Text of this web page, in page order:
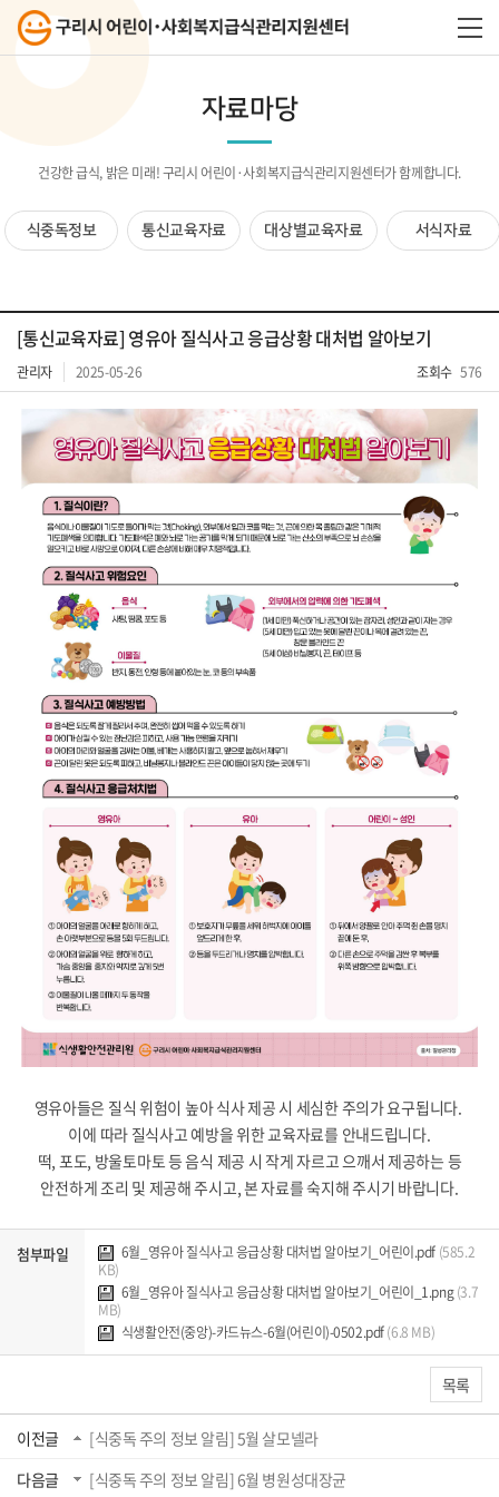
자료마당
건강한 급식, 밝은 미래! 구리시 어린이·사회복지급식관리지원센터가 함께합니다.
식중독정보 통신교육자료 대상별교육자료 서식자료
[통신교육자료] 영유아 질식사고 응급상황 대처법 알아보기
관리자 2025-05-26 조회수 576
영유아들은 질식 위험이 높아 식사 제공 시 세심한 주의가 요구됩니다.
이에 따라 질식사고 예방을 위한 교육자료를 안내드립니다.
떡, 포도, 방울토마토 등 음식 제공 시 작게 자르고 으깨서 제공하는 등
안전하게 조리 및 제공해 주시고, 본 자료를 숙지해 주시기 바랍니다.
첨부파일 6월_영유아 질식사고 응급상황 대처법 알아보기_어린이.pdf (585.2
KB)
6월_영유아 질식사고 응급상황 대처법 알아보기_어린이_1.png(3.7
MB)
식생활안전(중앙)-카드뉴스-6월(어린이)-0502.pdf(6.8 MB)
목록
이전글
[식중독 주의 정보 알림] 5월 살모넬라
다음글
[식중독 주의 정보 알림] 6월 병원성대장균